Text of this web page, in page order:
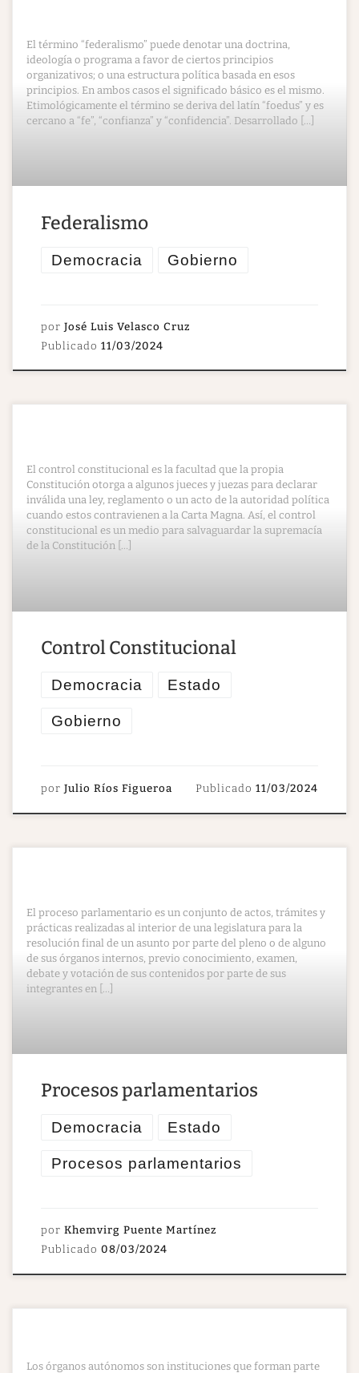
El término “federalismo” puede denotar una doctrina,
ideología o programa a favor de ciertos principios
organizativos; o una estructura política basada en esos
principios. En ambos casos el significado básico es el mismo.
Etimológicamente el término se deriva del latín “foedus” y es
cercano a “fe”, “confianza” y “confidencia”. Desarrollado […]
Federalismo
Democracia Gobierno
por José Luis Velasco Cruz
Publicado 11/03/2024
El control constitucional es la facultad que la propia
Constitución otorga a algunos jueces y juezas para declarar
inválida una ley, reglamento o un acto de la autoridad política
cuando estos contravienen a la Carta Magna. Así, el control
constitucional es un medio para salvaguardar la supremacía
de la Constitución […]
Control Constitucional
Democracia Estado
Gobierno
por Julio Ríos Figueroa Publicado11/03/2024
El proceso parlamentario es un conjunto de actos, trámites y
prácticas realizadas al interior de una legislatura para la
resolución final de un asunto por parte del pleno o de alguno
de sus órganos internos, previo conocimiento, examen,
debate y votación de sus contenidos por parte de sus
integrantes en […]
​Procesos parlamentarios
Democracia Estado
Procesos parlamentarios
por Khemvirg Puente Martínez
Publicado 08/03/2024
Los órganos autónomos son instituciones que forman parte